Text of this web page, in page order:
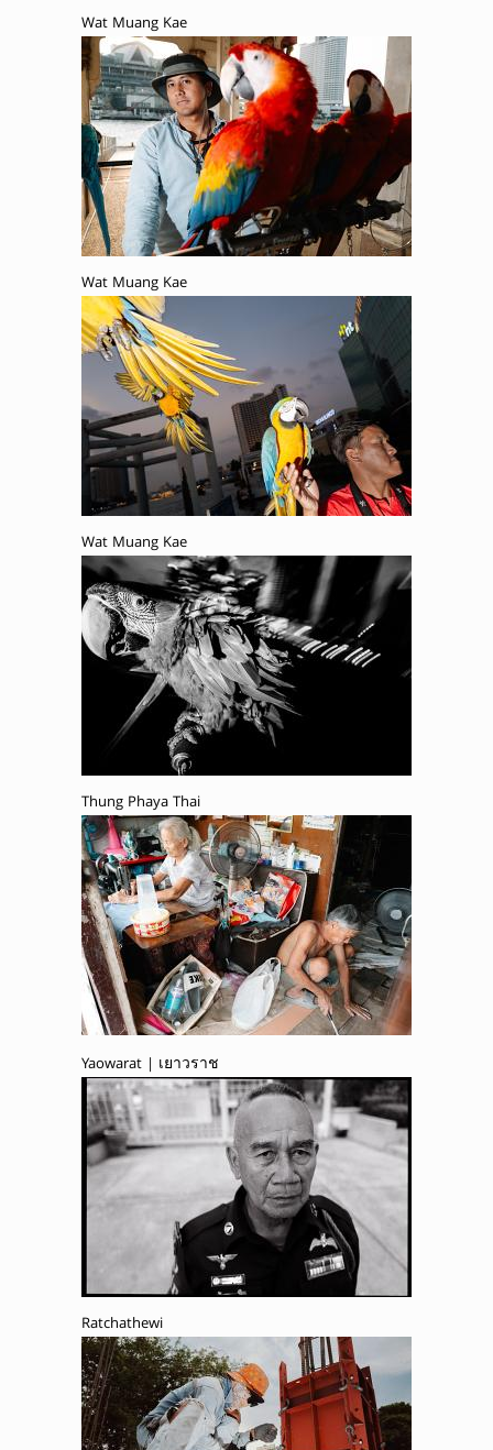
Wat Muang Kae
Wat Muang Kae
Wat Muang Kae
Thung Phaya Thai
Yaowarat | เยาวราช
Ratchathewi